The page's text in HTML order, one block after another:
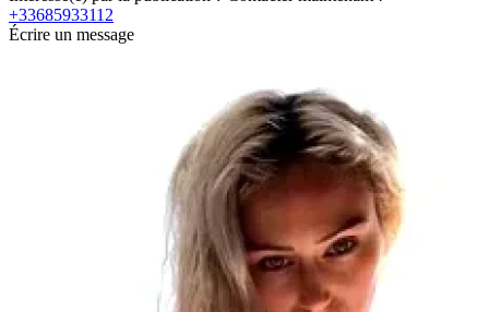
+33685933112
Écrire un message